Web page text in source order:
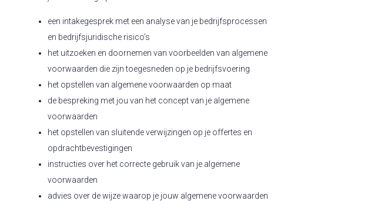
een intakegesprek met een analyse van je bedrijfsprocessen
en bedrijfsjuridische risico’s
het uitzoeken en doornemen van voorbeelden van algemene
voorwaarden die zijn toegesneden op je bedrijfsvoering
het opstellen van algemene voorwaarden op maat
de bespreking met jou van het concept van je algemene
voorwaarden
het opstellen van sluitende verwijzingen op je offertes en
opdrachtbevestigingen
instructies over het correcte gebruik van je algemene
voorwaarden
advies over de wijze waarop je jouw algemene voorwaarden